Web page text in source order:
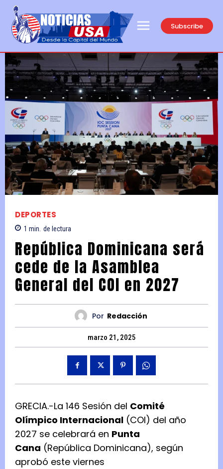
Subscribe
DEPORTES
1 min. de lectura
República Dominicana será
cede de la Asamblea
General del COI en 2027
Por Redacción
marzo 21, 2025
GRECIA.-La 146 Sesión del Comité
Olímpico Internacional (COI) del año
2027 se celebrará en Punta
Cana (República Dominicana), según
aprobó este viernes